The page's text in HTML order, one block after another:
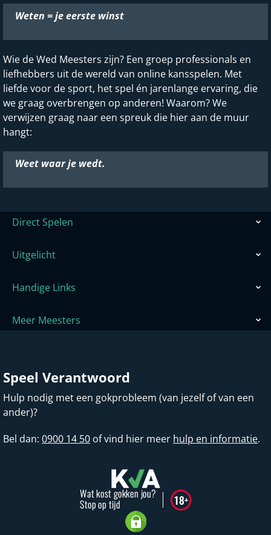
Weten = je eerste winst
Wie de Wed Meesters zijn? Een groep professionals en
liefhebbers uit de wereld van online kansspelen. Met
liefde voor de sport, het spel én jarenlange ervaring, die
we graag overbrengen op anderen! Waarom? We
verwijzen graag naar een spreuk die hier aan de muur
hangt:
Weet waar je wedt.
Direct Spelen
Uitgelicht
Handige Links
Meer Meesters
Speel Verantwoord
Hulp nodig met een gokprobleem (van jezelf of van een
ander)?
Bel dan: 0900 14 50 of vind hier meer hulp en informatie.